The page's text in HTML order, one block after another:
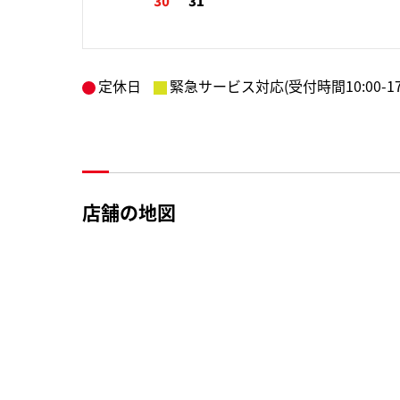
定休日 緊急サービス対応(受付時間10:00-
店舗の地図